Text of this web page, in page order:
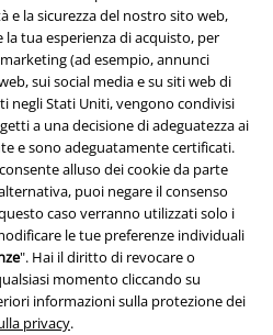
e la sicurezza del nostro sito web,
tua esperienza di acquisto, per
(ad esempio, annunci
sui social media e su siti web di
negli Stati Uniti, vengono condivisi
a una decisione di adeguatezza ai
e sono adeguatamente certificati.
alluso dei cookie da parte
puoi negare il consenso
caso verranno utilizzati solo i
le tue preferenze individuali
". Hai il diritto di revocare o
momento cliccando su
informazioni sulla protezione dei
privacy.
app di EMP!
Group Company